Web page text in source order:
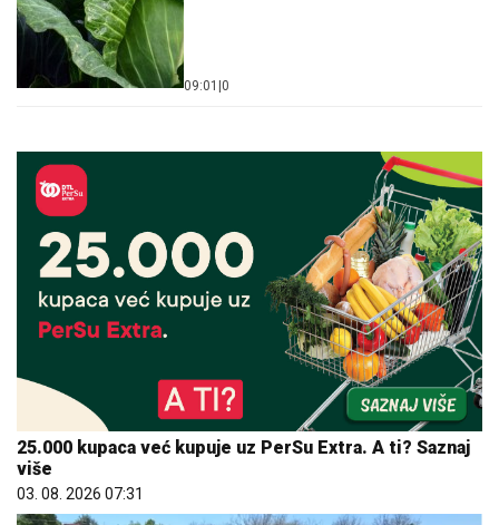
09:01 0
25.000 kupaca već kupuje uz PerSu Extra. A ti? Saznaj
više
03. 08. 2026 07:31